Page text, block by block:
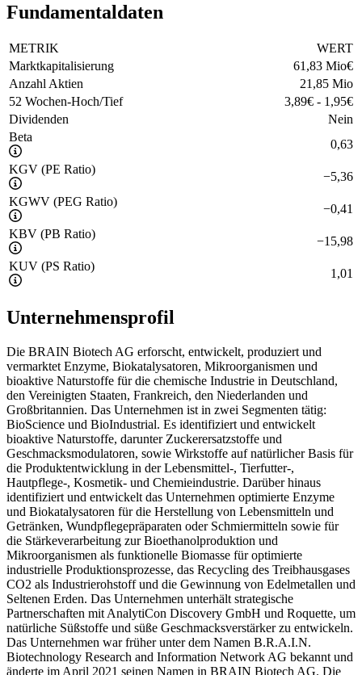
Fundamentaldaten
METRIK
WERT
Marktkapitalisierung
61,83 Mio€
Anzahl Aktien
21,85 Mio
52 Wochen-Hoch/Tief
3,89€ - 1,95€
Dividenden
Nein
Beta
0,63
KGV (PE Ratio)
−5,36
KGWV (PEG Ratio)
−0,41
KBV (PB Ratio)
−15,98
KUV (PS Ratio)
1,01
Unternehmensprofil
Die BRAIN Biotech AG erforscht, entwickelt, produziert und
vermarktet Enzyme, Biokatalysatoren, Mikroorganismen und
bioaktive Naturstoffe für die chemische Industrie in Deutschland,
den Vereinigten Staaten, Frankreich, den Niederlanden und
Großbritannien. Das Unternehmen ist in zwei Segmenten tätig:
BioScience und BioIndustrial. Es identifiziert und entwickelt
bioaktive Naturstoffe, darunter Zuckerersatzstoffe und
Geschmacksmodulatoren, sowie Wirkstoffe auf natürlicher Basis für
die Produktentwicklung in der Lebensmittel-, Tierfutter-,
Hautpflege-, Kosmetik- und Chemieindustrie. Darüber hinaus
identifiziert und entwickelt das Unternehmen optimierte Enzyme
und Biokatalysatoren für die Herstellung von Lebensmitteln und
Getränken, Wundpflegepräparaten oder Schmiermitteln sowie für
die Stärkeverarbeitung zur Bioethanolproduktion und
Mikroorganismen als funktionelle Biomasse für optimierte
industrielle Produktionsprozesse, das Recycling des Treibhausgases
CO2 als Industrierohstoff und die Gewinnung von Edelmetallen und
Seltenen Erden. Das Unternehmen unterhält strategische
Partnerschaften mit AnalytiCon Discovery GmbH und Roquette, um
natürliche Süßstoffe und süße Geschmacksverstärker zu entwickeln.
Das Unternehmen war früher unter dem Namen B.R.A.I.N.
Biotechnology Research and Information Network AG bekannt und
änderte im April 2021 seinen Namen in BRAIN Biotech AG. Die